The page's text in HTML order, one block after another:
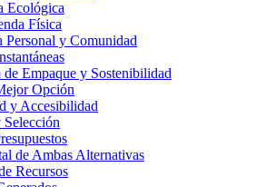
Ecológica
Física
Personal y Comunidad
Empaque y Sostenibilidad
Opción
y Accesibilidad
Selección
de Ambas Alternativas
Recursos